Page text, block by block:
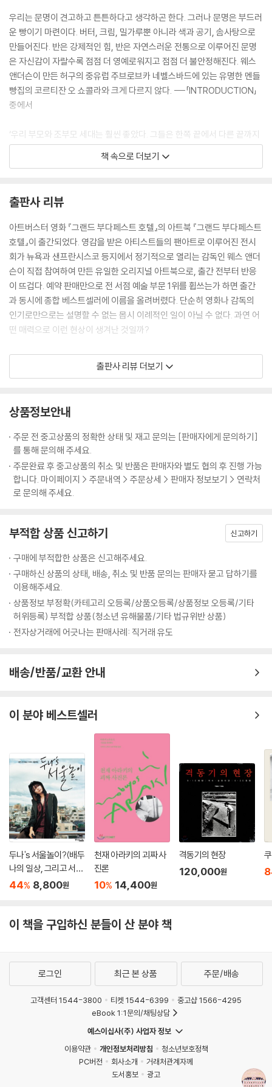
우리는 문명이 견고하고 튼튼하다고 생각하곤 한다. 그러나 문명은 부드러
운 빵이기 마련이다. 버터, 크림, 밀가루뿐 아니라 색과 공기, 솜사탕으로
만들어진다. 반은 강제적인 힘, 반은 자연스러운 전통으로 이루어진 문명
은 자신감이 자랄수록 점점 더 영예로워지고 점점 더 불안정해진다. 웨스
앤더슨이 만든 허구의 중유럽 주브로브카 네벨스바드에 있는 유명한 멘들
빵집의 코르티잔 오 쇼콜라와 크게 다르지 않다. ---「INTRODUCTION」
중에서
‘우리 부모와 조부모 세대는 훨씬 좋았다. 그들은 한쪽 끝에서 다른 끝까지
깔끔한 일직선으로 조용한 삶을 살았다. 그래서 나는 그들이 부러운가? 잘
모르겠다. 그들은 진짜 고통에서, 악의와 운명의 힘에서 멀리 떨어져 꾸벅
한 공포를 늘 새롭게 신경마다 느껴야 한다. 우리 삶의 매 시간은 세계의 운
명과 연결되어 있다. 비탄으로 또 즐거움으로, 우리는 우리 자신의 작은 삶
저 너머의 역사와 시간을 살아가지만, 그들은 자기 자신 너머의 것은 아무
것도 몰랐다. 그러므로 오늘날 우리 모두는, 가장 어린 인류라도, 우리 선조
의 가장 현명한 사람보다 현실에 대해 천 배는 많이 알고 있다. 그러나 우리
에게 거저 주어지는 것은 아무것도 없다. 우리는 그 대가를 완전히 치렀다.’
---「INTRODUCTION」중에서
마지막 숏들은 ‘유산으로서 스토리’라는 개념을 납득하게 만든다. 늙은 작
었던 것과 비슷한 노퍽 슈트를 입고 있으며 1968년의 호텔 과 비슷한 장식
의 서재에 있다. 젊은 작가의 목소리는 늙은 작가의 음성으로 바뀐다. “매
혹적인 낡은 폐허였지만, 다시 가보지 못했다.” 그리고 다시 묘지에 있는
「CRITICAL ESSAY」중에서
물론 웨스 앤더슨에게 ‘초안 같은 것’은 다른 감독에게는 완성품이다. 그날
본 편집본과 극장에서 개봉된 영화를 비교하면, 눈에 띄게 다른 점이 전혀
없었다. 완성작 같았다. 여러 겹으로 중첩된 스토리 전개 장치부터 시계태
엽처럼 딱 맞물려 돌아가는 등장인물과 사건까지, 영화가 전작들에 비해
어찌나 복잡해 보이는지 딱 한 번만 보고 웨스와 인터뷰할 생각을 하니 두
Q : 실제로 우주에서 촬영하는 SF 영화를 만들고 싶다고 인터뷰한 적이 있
죠? 그냥 농담이었나요?
A : 아뇨, 그럴 의향이 있습니다.
Q : 네, 이제 큰 질문이 남았군요. 감독님의 영화 세계에서 신이 존재하나
요? 만약 존재한다면, 그 신은 위에서 지켜보고 있나요, 아니면 직접 간섭
하나요?
A : [긴 침묵] 신이 간섭합니다. ---「웨스 앤더슨 : 세 번째 인터뷰」중에서
연결은 꼬리를 무는 연상 작용을 선언한다. 유럽의 사라진 과거를 찬양하
지 모를 가능성을 미리 막으려는 구스타브, 구스타브의 스토리를 적당한
때에 전달하려는 늙은 제로, 프롤로그를 방해하다가 옆에 서 있는 손자로
대표되는 미래 세대에게 다시 스토리를 전달하려는 ‘작가’. 이 모든 노력이
멘들 빵집의 분홍색 상자에 담겨 묘지 시퀀스에서 리본으로 묶인다. 영화
는 책이고, 책은 제로의 스토리고, 제로의 스토리는 구스타브의 스토리고,
구스타브의 스토리는 그랜드 부다페스트이고, 그랜드 부다페스트는 츠바
이크의 알프스 별장이고 오스트리아고 유럽이고 모든 것이다. 그리고 사라
지고, 사라지고, 사라졌다. 모두 다. 스토리만 남는다.
---「어제의 세계들 by 알리 아리칸」중에서
책 속으로 더보기
출판사 리뷰
아트버스터 영화 『그랜드 부다페스트 호텔』의 아트북 『그랜드 부다페스트
호텔』이 출간되었다. 영감을 받은 아티스트들의 팬아트로 이루어진 전시
회가 뉴욕과 샌프란시스코 등지에서 정기적으로 열리는 감독인 웨스 앤더
슨이 직접 참여하여 만든 유일한 오리지널 아트북으로, 출간 전부터 반응
이 뜨겁다. 예약 판매만으로 전 서점 예술 부문 1위를 휩쓰는가 하면 출간
과 동시에 종합 베스트셀러에 이름을 올려버렸다. 단순히 영화나 감독의
인기로만으로는 설명할 수 없는 몹시 이례적인 일이 아닐 수 없다. 과연 어
떤 매력으로 이런 현상이 생겨난 것일까?
웨스 앤더슨, 조금 별난 천재의 탄생
생활』(2004))나 야영장(『문라이즈 킹덤』(2012)) 같은 익숙한 장소지
만, 그의 터치를 거치고 나면 지금까지 없던 낯선 세계가 창조된다. ‘앤더슨
터치’라는 신조어가 생길 만큼 시각적 압도가 강력한 탓에 그의 영화는 종
종 패션 필름이라고 폄하되기도 한다. 그러나 그의 영화들이 단순히 인스
타그램용 예쁜 화면으로 머물지 않고 그만의 시그니처로 자리 잡게 된 이
유는 화려한 시각적 이미지 이상의 무엇을 갖고 있기 때문이다. 그는 늘 잊
장 죽어도 영화사에 기록될 감독’이라는 평가를 받는다. 그가 할 하틀리와
쿠엔틴 타란티노 이후 가장 독창적인 세계를 이룬 미국 영화계 감독 중 하
나라는 것은 아무도 의심하지 않는다. 그러나 180cm가 넘는 키에 깡마른
몸, 헐렁하게 걸친 셔츠를 바지에 반쯤 밀어 넣고 다니는 웨스 앤더슨은 겉
으로 보기에는 칠칠치 못한 껑충한 소년처럼 보인다. 실제로 『로얄 테넌바
움』에서 함께 작업했던 배우 안젤리카 휴스턴은 첫 만남에서 그를 십대 후
웨스 앤더슨에게 영화는 개인적 기억의 일부이기도 하다. 10살 때 부모가
나 그의 상황을 알게 된 학교 선생님(조력자)이 영화광이던 그가 몰두할
수 있도록 다양한 장르를 희곡으로 써서 공연을 올리도록 배려해주었고,
앤더슨은 스스로 주연까지 겸하며 원치 않는 친구들에게 강제로 사인을 해
주는 등 만족스런 학창 시절을 보내게 되었다. 이후 연극과 문학으로 관심
사를 넓혀가던 웨스 앤더슨은 대학에서 운명적인 파트너 오언 윌슨을 만났
다. (오언 윌슨은 앤더슨의 모든 영화를 함께 쓰고, 연기하였다.)
상대를 ‘제 잘난 멋에 사는 참여의식 없는 놈’으로 여겨 말도 섞지 않던 둘
은 이내 서로 생각이 비슷하다는 사실을 깨달고 의기투합했다. 두 사람은
몇백 달러와 앤더슨의 형에게 얻은 16mm 필름을 가지고 첫 영화를 만들
었다. 고작 14분짜리 단편이었지만 이를 본 영화 제작자들이 앤더슨과 윌
슨을 찾아왔고, 결국 장편 영화 『바틀 로켓』이 탄생하였다. 비록 대중적인
성공은 하지 못했지만 이 영화는 그의 번뜩이는 세계관을 보여주기에 충분
콜세지’로 지목했다(그러나 웨스 앤더슨이 가장 좋아하는 영화는 로만 폴
그가 창조한 여덟 번째 세계 『그랜드 부다페스트 호텔』
영화 『그랜드 부다페스트 호텔』은 세계 대전이 한창인 1927년, 전쟁 분위
기와 동떨어진 화려한 공간인 그랜드 부다페스트 호텔을 배경으로, 로비
보이 제로와 그의 멘토 구스타브가 주축이 되어 구스타브의 연인이자 대부
호인 마담 D(틸다 스윈튼)의 죽음의 비밀을 파헤쳐 억울한 누명에서 벗어
나고, 상속받은 명화를 지키는 것이 전체의 줄거리다. 줄거리만 보면 진부
하고 허술한 미스터리 추격 영화처럼 느껴져 의아할 수 있지만, 그의 미학
출판사 리뷰 더보기
상품정보안내
주문 전 중고상품의 정확한 상태 및 재고 문의는 [판매자에게 문의하기]
를 통해 문의해 주세요.
주문완료 후 중고상품의 취소 및 반품은 판매자와 별도 협의 후 진행 가능
합니다. 마이페이지 > 주문내역 > 주문상세 > 판매자 정보보기 > 연락처
로 문의해 주세요.
부적합 상품 신고하기 신고하기
구매에 부적합한 상품은 신고해주세요.
구매하신 상품의 상태, 배송, 취소 및 반품 문의는 판매자 묻고 답하기를
이용해주세요.
상품정보 부정확(카테고리 오등록/상품오등록/상품정보 오등록/기타
허위등록) 부적합 상품(청소년 유해물품/기타 법규위반 상품)
전자상거래에 어긋나는 판매사례: 직거래 유도
배송/반품/교환 안내
이 분야 베스트셀러
두나's 서울놀이?(배두
나의 일상, 그리고 서울
여행) : 상급
44% 8,800원
천재 아라키의 괴짜 사
진론
10% 14,400원
격동기의 현장
120,000원
이 책을 구입하신 분들이 산 분야 책
로그인 최근 본 상품 주문/배송
고객센터 1544-3800 티켓 1544-6399
중고샵 1566-4295
eBook 1:1문의/채팅상담
예스이십사(주) 사업자 정보
이용약관
개인정보처리방침
청소년보호정책
PC버전
회사소개
거래처관계자께
도서홍보
광고